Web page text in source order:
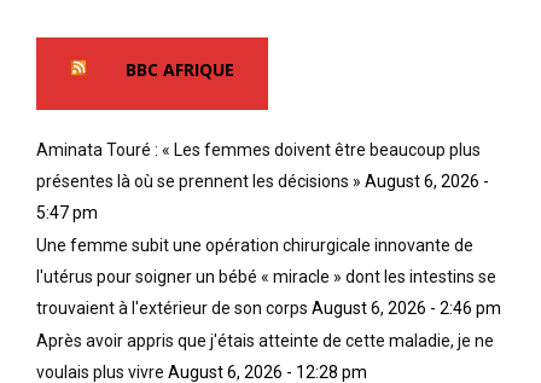
BBC AFRIQUE
Aminata Touré : « Les femmes doivent être beaucoup plus
présentes là où se prennent les décisions » August 6, 2026 -
5:47 pm
Une femme subit une opération chirurgicale innovante de
l'utérus pour soigner un bébé « miracle » dont les intestins se
trouvaient à l'extérieur de son corps August 6, 2026 - 2:46 pm
Après avoir appris que j'étais atteinte de cette maladie, je ne
voulais plus vivre August 6, 2026 - 12:28 pm